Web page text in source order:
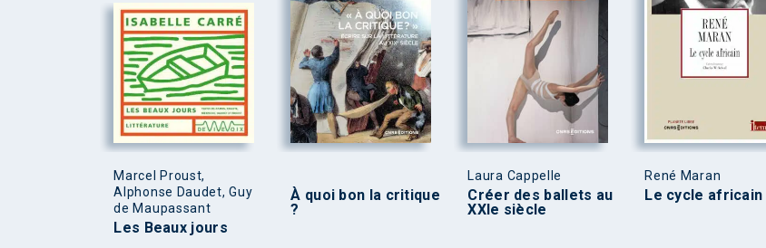
Marcel Proust,
Alphonse Daudet, Guy
de Maupassant
Les Beaux jours
À quoi bon la critique
?
Laura Cappelle
Créer des ballets au
XXIe siècle
René Maran
Le cycle africain